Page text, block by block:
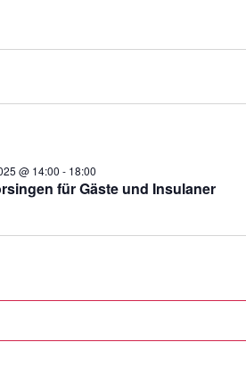
für Gäste und Insulaner
@ 14:00 - 18:00